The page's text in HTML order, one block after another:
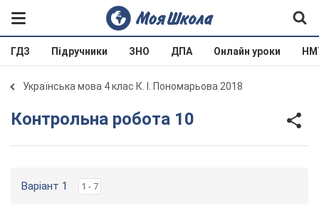
ГДЗ Підручники ЗНО ДПА Онлайн уроки
Українська мова 4 клас К. І. Пономарьова 2018
Контрольна робота 10
Варіант 1 1 - 7